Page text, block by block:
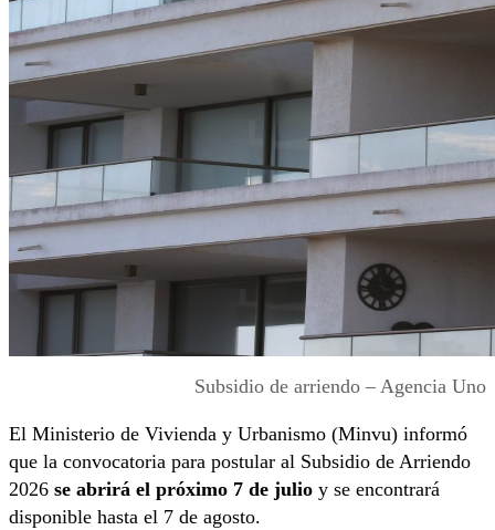
Subsidio de arriendo – Agencia Uno
El Ministerio de Vivienda y Urbanismo (Minvu) informó
que la convocatoria para postular al Subsidio de Arriendo
2026 se abrirá el próximo 7 de julio y se encontrará
disponible hasta el 7 de agosto.